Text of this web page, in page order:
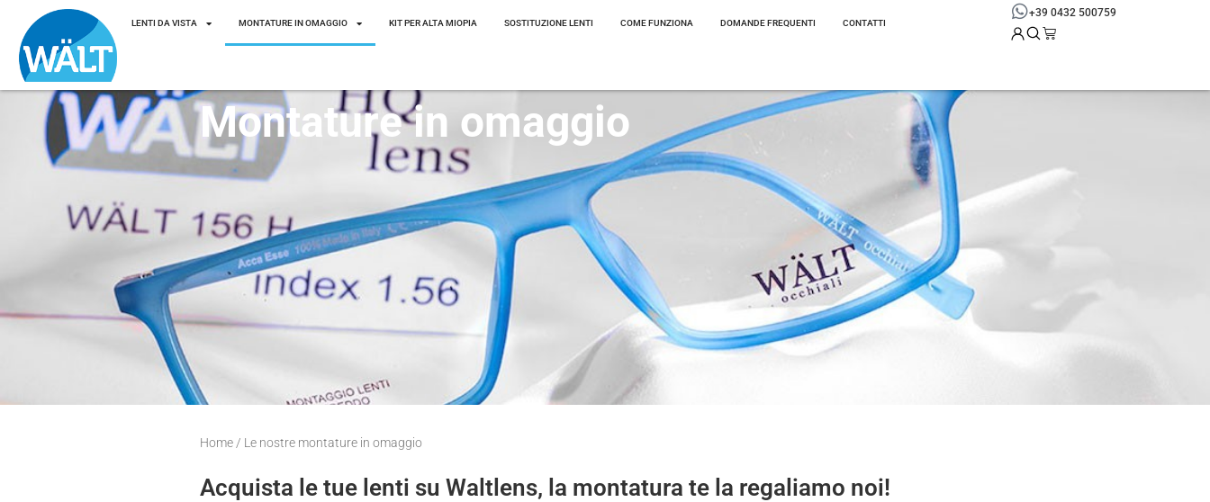
LENTI DA VISTA MONTATURE IN OMAGGIO KIT PER ALTA MIOPIA SOSTITUZIONE LENTI COME FUNZIONA DOMANDE FREQUENTI CONTATTI
+39 0432 500759
Montature in omaggio
Home / Le nostre montature in omaggio
Acquista le tue lenti su Waltlens, la montatura te la regaliamo noi!